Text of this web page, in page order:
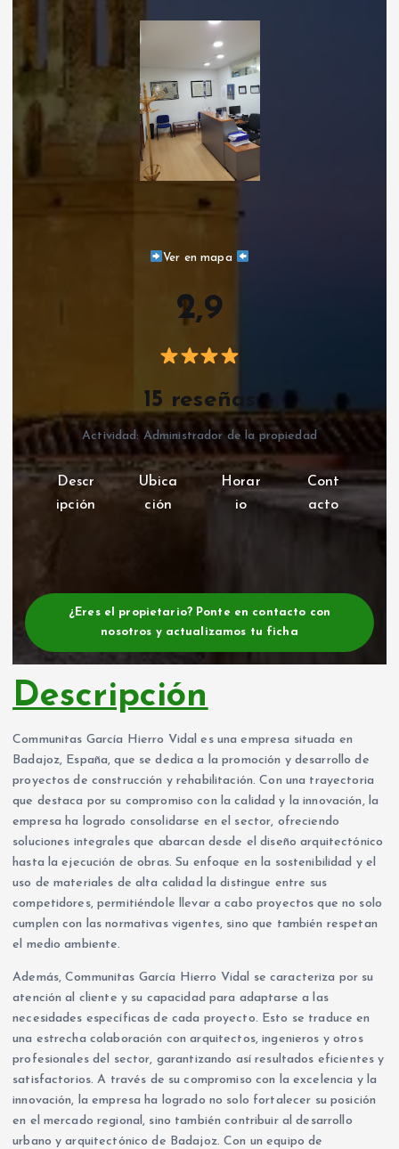
Ver en mapa
2,9
15 reseñas
Actividad: Administrador de la propiedad
Descr
ipción
Ubica
ción
Horar
io
Cont
acto
¿Eres el propietario? Ponte en contacto con
nosotros y actualizamos tu ficha
Descripción
Communitas García Hierro Vidal es una empresa situada en
Badajoz, España, que se dedica a la promoción y desarrollo de
proyectos de construcción y rehabilitación. Con una trayectoria
que destaca por su compromiso con la calidad y la innovación, la
empresa ha logrado consolidarse en el sector, ofreciendo
soluciones integrales que abarcan desde el diseño arquitectónico
hasta la ejecución de obras. Su enfoque en la sostenibilidad y el
uso de materiales de alta calidad la distingue entre sus
competidores, permitiéndole llevar a cabo proyectos que no solo
cumplen con las normativas vigentes, sino que también respetan
el medio ambiente.
Además, Communitas García Hierro Vidal se caracteriza por su
atención al cliente y su capacidad para adaptarse a las
necesidades específicas de cada proyecto. Esto se traduce en
una estrecha colaboración con arquitectos, ingenieros y otros
profesionales del sector, garantizando así resultados eficientes y
satisfactorios. A través de su compromiso con la excelencia y la
innovación, la empresa ha logrado no solo fortalecer su posición
en el mercado regional, sino también contribuir al desarrollo
urbano y arquitectónico de Badajoz. Con un equipo de